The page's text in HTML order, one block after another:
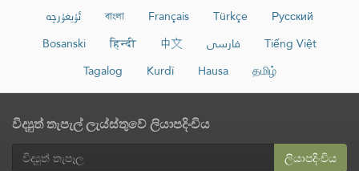
ئۇيغۇرچە
বাংলা Français Türkçe
Русский
Bosanski
हिन्दी 中文 فارسی
Tiếng Việt
Tagalog
Kurdî Hausa தமிழ்
විද්‍යුත් තැපැල් ලැය්ස්තුවේ ලියාපදිංචිය
ලියාපදිංචිය